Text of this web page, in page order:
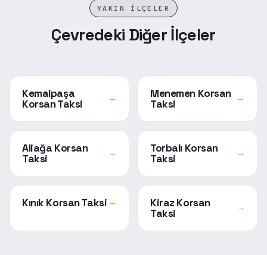
YAKIN İLÇELER
Çevredeki Diğer İlçeler
Kemalpaşa
Korsan Taksi
→
Menemen Korsan
Taksi
→
Aliağa Korsan
Taksi
→
Torbalı Korsan
Taksi
→
Kınık Korsan Taksi →
Kiraz Korsan
Taksi
→